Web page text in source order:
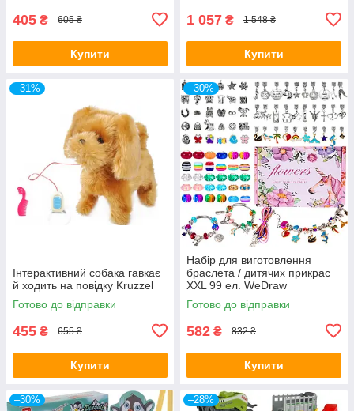
405 ₴ 605 ₴
Купити
1 057 ₴ 1 548 ₴
Купити
–31%
Інтерактивний собака гавкає
й ходить на повідку Kruzzel
Готово до відправки
455 ₴ 655 ₴
Купити
–30%
Набір для виготовлення
браслета / дитячих прикрас
XXL 99 ел. WeDraw
Готово до відправки
582 ₴ 832 ₴
Купити
–30% –28%